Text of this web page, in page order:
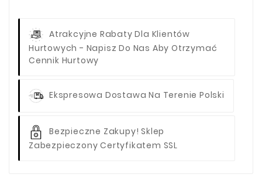
Atrakcyjne Rabaty Dla Klientów
Hurtowych - Napisz Do Nas Aby Otrzymać
Cennik Hurtowy
Ekspresowa Dostawa Na Terenie Polski
Bezpieczne Zakupy! Sklep
Zabezpieczony Certyfikatem SSL